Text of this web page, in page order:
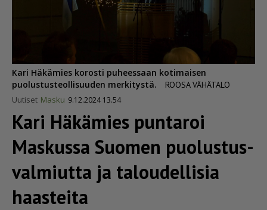
Kari Häkämies korosti puheessaan kotimaisen
puolustusteollisuuden merkitystä.
ROOSA VÄHÄTALO
Uutiset Masku 9.12.2024 13.54
Kari Häkämies puntaroi
Maskussa Suomen puolus­tus­
val­miutta ja taloudellisia
haasteita